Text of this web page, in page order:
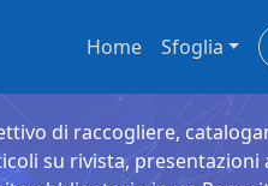
Home Sfoglia
di raccogliere,
su rivista,